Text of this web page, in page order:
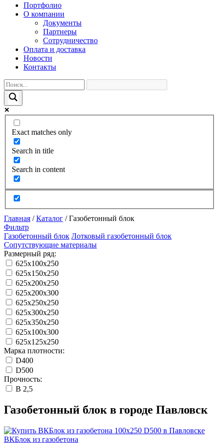
Портфолио
О компании
Документы
Партнеры
Сотрудничество
Оплата и доставка
Новости
Контакты
Exact matches only
Search in title
Search in content
Главная /Каталог /Газобетонный блок
Фильтр
Газобетонный блок Лотковый газобетонный блок
Сопутствующие материалы
Размерный ряд:
625x100x250
625x150x250
625x200x250
625x200x300
625x250x250
625x300x250
625x350x250
625x100x300
625x125x250
Марка плотности:
D400
D500
Прочность:
B 2,5
Газобетонный блок в городе Павловск
ВКБлок из газобетона